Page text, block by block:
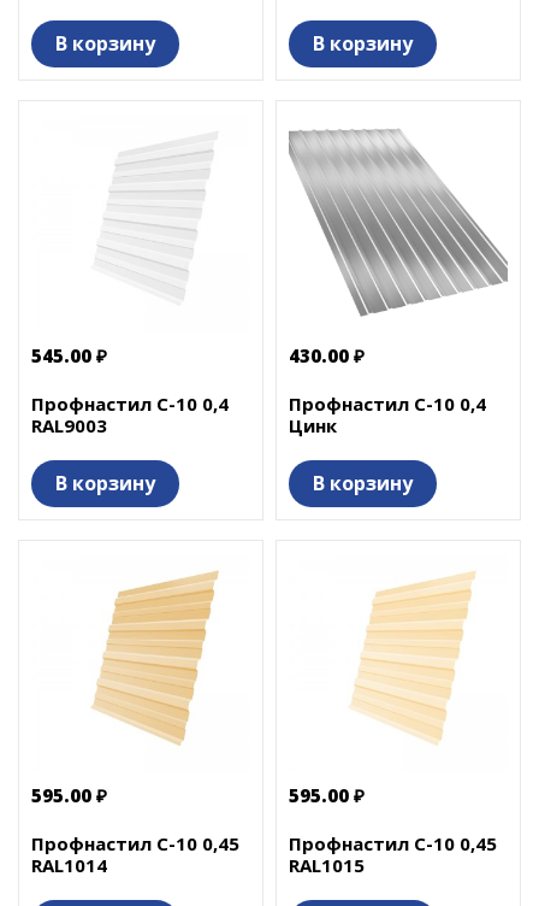
В корзину В корзину
545.00 ₽
Профнастил С-10 0,4
RAL9003
В корзину
430.00 ₽
Профнастил С-10 0,4
Цинк
В корзину
595.00 ₽
Профнастил С-10 0,45
RAL1014
595.00 ₽
Профнастил С-10 0,45
RAL1015